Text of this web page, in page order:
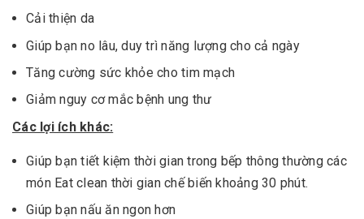
Cải thiện da
Giúp bạn no lâu, duy trì năng lượng cho cả ngày
Tăng cường sức khỏe cho tim mạch
Giảm nguy cơ mắc bệnh ung thư
Các lợi ích khác:
Giúp bạn tiết kiệm thời gian trong bếp thông thường các
món Eat clean thời gian chế biến khoảng 30 phút.
Giúp bạn nấu ăn ngon hơn